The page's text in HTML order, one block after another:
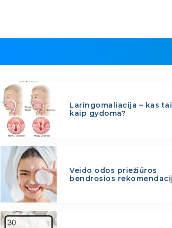
Laringomaliacija – kas
kaip gydoma?
Veido odos priežiūros
bendrosios